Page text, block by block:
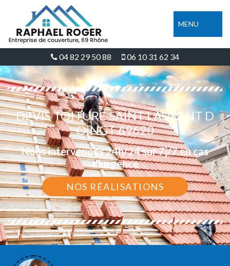
MENU
04 82 29 50 88 06 10 31 62 34
DEVIS TOITURE SAINT LAURENT D
OINGT 69620
Nous intervenons 24h/24 sur 7j/7 en cas
d'urgence
NOS RÉALISATIONS